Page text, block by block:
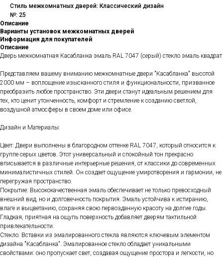
Стиль межкомнатных дверей: Классический дизайн
№: 25
Описание
Варианты установок межкомнатных дверей
Информация для покупателей
Описание
Дверь межкомнатная Касабланка эмаль RAL 7047 (серый) стекло эмаль квадрат
Представляем вашему вниманию межкомнатные двери "Касабланка" высотой
2000 мм – воплощение изысканного стиля и функциональности, призванное
преобразить любое пространство. Эти двери станут идеальным решением для
тех, кто ценит утонченность, комфорт и стремление к созданию светлой,
воздушной атмосферы в своем доме или офисе.
Дизайн и Материалы:
Цвет: Двери выполнены в благородном оттенке RAL 7047, который относится к
группе серых цветов. Этот универсальный и спокойный тон прекрасно
вписывается в различные интерьерные решения, от классики до современных
минималистичных стилей. Он создает ощущение умиротворения и гармонии, не
перегружая пространство.
Покрытие: Высококачественная эмаль обеспечивает не только превосходный
внешний вид, но и долговечность покрытия. Эмаль устойчива к истиранию,
влаге и выцветанию, сохраняя свою первозданную красоту на долгие годы.
Гладкая, приятная на ощупь поверхность добавляет дверям тактильной
привлекательности.
Стекло: Вставки из эмалированного стекла являются ключевым элементом
дизайна "Касабланка". Эмалированное стекло обладает уникальными
свойствами: оно пропускает свет, создавая ощущение простора и легкости, но